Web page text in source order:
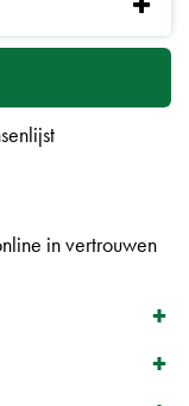
in vertrouwen